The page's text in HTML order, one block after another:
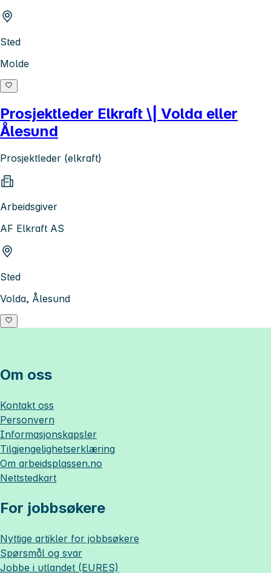
Sted
Molde
Prosjektleder Elkraft \| Volda eller
Ålesund
Prosjektleder (elkraft)
Arbeidsgiver
AF Elkraft AS
Sted
Volda, Ålesund
Om oss
Kontakt oss
Personvern
Informasjonskapsler
Tilgjengelighetserklæring
Om arbeidsplassen.no
Nettstedkart
For jobbsøkere
Nyttige artikler for jobbsøkere
Spørsmål og svar
Jobbe i utlandet (EURES)